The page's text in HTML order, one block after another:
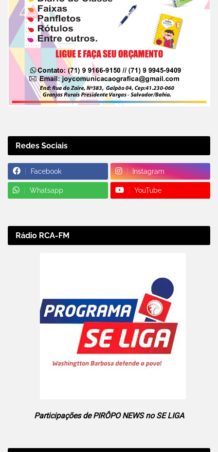
Redes Sociais
Facebook Instagram
Whatsapp YouTube
Rádio RCA-FM
Participações de PIRÔPO NEWS no SE LIGA